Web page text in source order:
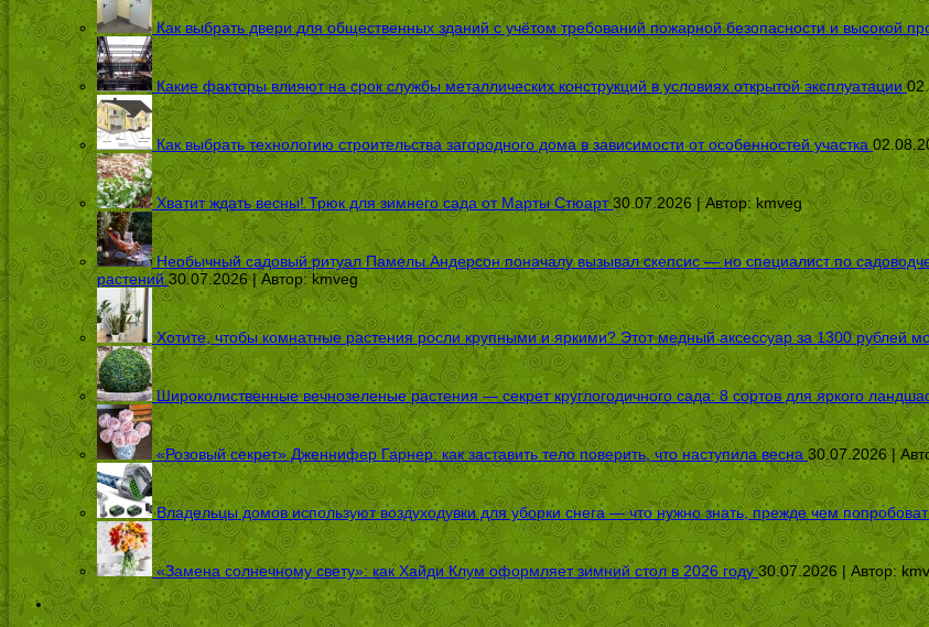
Как выбрать двери для общественных зданий с учётом требований пожарной безопасности и высокой
Какие факторы влияют на срок службы металлических конструкций в условиях открытой эксплуатации
Как выбрать технологию строительства загородного дома в зависимости от особенностей участка
Хватит ждать весны! Трюк для зимнего сада от Марты Стюарт 30.07.2026 | Автор:kmveg
Необычный садовый ритуал Памелы Андерсон поначалу вызывал скепсис — но специалист по
растений 30.07.2026 | Автор:kmveg
Хотите, чтобы комнатные растения росли крупными и яркими? Этот медный аксессуар за 1300 рублей
Широколиственные вечнозеленые растения — секрет круглогодичного сада: 8 сортов для яркого
«Розовый секрет» Дженнифер Гарнер: как заставить тело поверить, что наступила весна 30.07.2026 |
Владельцы домов используют воздуходувки для уборки снега — что нужно знать, прежде чем
«Замена солнечному свету»: как Хайди Клум оформляет зимний стол в 2026 году 30.07.2026 | Автор: